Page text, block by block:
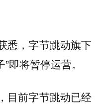
悉，字节跳动旗下
即将暂停运营。
目前字节跳动已经